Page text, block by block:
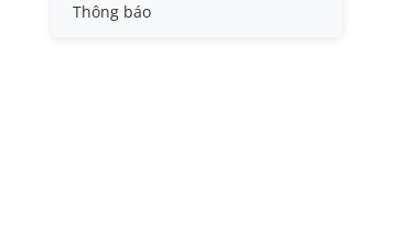
Thông báo